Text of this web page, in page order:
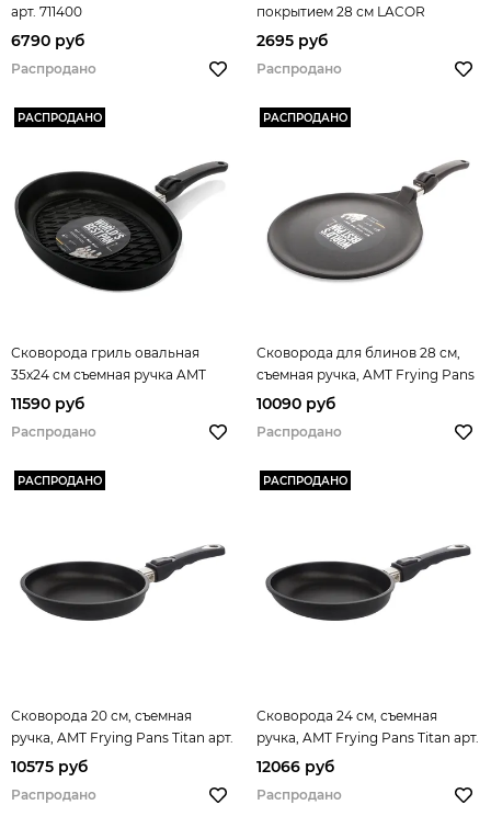
арт. 711400
6790 руб
Распродано
покрытием 28 см LACOR
Fundicion арт. 25428
2695 руб
Распродано
РАСПРОДАНО
Сковорода гриль овальная
35х24 см съемная ручка AMT
Frying Pans арт. AMT I-3524BBQ
11590 руб
Распродано
РАСПРОДАНО
Сковорода для блинов 28 см,
съемная ручка, AMT Frying Pans
Titan арт. AMT I-128
10090 руб
Распродано
РАСПРОДАНО
Сковорода 20 см, съемная
ручка, AMT Frying Pans Titan арт.
AMT I-420
10575 руб
Распродано
РАСПРОДАНО
Сковорода 24 см, съемная
ручка, AMT Frying Pans Titan арт.
AMT I-424
12066 руб
Распродано